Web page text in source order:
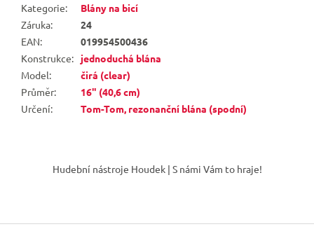
Kategorie:
Blány na bicí
Záruka:
24
EAN:
019954500436
Konstrukce:
jednoduchá blána
Model:
čirá (clear)
Průměr:
16" (40,6 cm)
Určení: Tom-Tom, rezonanční blána (spodní)
í
Hudební nástroje Houdek | S námi Vám to hraje!